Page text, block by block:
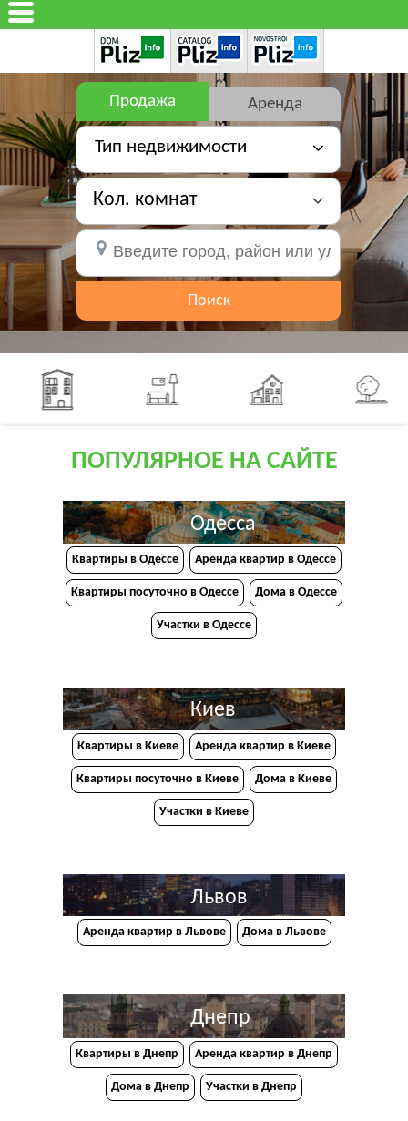
Продажа Аренда
Тип недвижимости
Кол. комнат
Поиск
ПОПУЛЯРНОЕ НА САЙТЕ
Одесса
Квартиры в Одессе Аренда квартир в Одессе
Квартиры посуточно в Одессе Дома в Одессе
Участки в Одессе
Киев
Квартиры в Киеве Аренда квартир в Киеве
Квартиры посуточно в Киеве Дома в Киеве
Участки в Киеве
Львов
Аренда квартир в Львове Дома в Львове
Днепр
Квартиры в Днепр Аренда квартир в Днепр
Дома в Днепр Участки в Днепр